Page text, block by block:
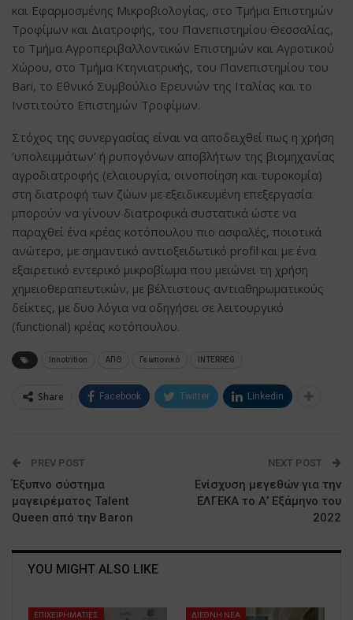
και Εφαρμοσμένης Μικροβιολογίας, στο Τμήμα Επιστημών
Τροφίμων και Διατροφής, του Πανεπιστημίου Θεσσαλίας,
το Τμήμα Αγροπεριβαλλοντικών Επιστημών και Αγροτικού
Χώρου, στο Τμήμα Κτηνιατρικής, του Πανεπιστημίου του
Bari, το Eθνικό Συμβούλιο Ερευνών της Ιταλίας και το
Ινστιτούτο Επιστημών Τροφίμων.
Στόχος της συνεργασίας είναι να αποδειχθεί πως η χρήση
‘υπολειμμάτων’ ή ρυπογόνων αποβλήτων της βιομηχανίας
αγροδιατροφής (ελαιουργία, οινοποίηση και τυροκομία)
στη διατροφή των ζώων με εξειδικευμένη επεξεργασία
μπορούν να γίνουν διατροφικά συστατικά ώστε να
παραχθεί ένα κρέας κοτόπουλου πιο ασφαλές, ποιοτικά
ανώτερο, με σημαντικό αντιοξειδωτικό profil και με ένα
εξαιρετικό εντερικό μικροβίωμα που μειώνει τη χρήση
χημειοθεραπευτικών, με βέλτιστους αντιαθηρωματικούς
δείκτες, με δυο λόγια να οδηγήσει σε λειτουργικό
(functional) κρέας κοτόπουλου.
Innotrition ΑΠΘ Γεωπονικό ΙNTERREG
Share Facebook Twitter Linkedin
PREV POST
Έξυπνο σύστημα
μαγειρέματος Talent
Queen από την Baron
NEXT POST
Ενίσχυση μεγεθών για την
ΕΛΓΕΚΑ το Α’ Εξάμηνο του
2022
YOU MIGHT ALSO LIKE
ΕΠΙΧΕΙΡΗΜΑΤΙΕΣ ΔΙΕΘΝΗ ΝΕΑ